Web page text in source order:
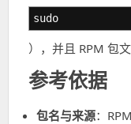
sudo
），并且 RPM 包
参考依据
包名与来源：